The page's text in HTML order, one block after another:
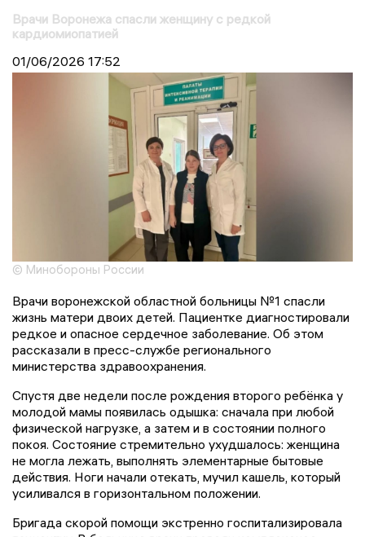
Врачи Воронежа спасли женщину с редкой
кардиомиопатией
01/06/2026 17:52
© Минобороны России
Врачи воронежской областной больницы №1 спасли
жизнь матери двоих детей. Пациентке диагностировали
редкое и опасное сердечное заболевание. Об этом
рассказали в пресс-службе регионального
министерства здравоохранения.
Спустя две недели после рождения второго ребёнка у
молодой мамы появилась одышка: сначала при любой
физической нагрузке, а затем и в состоянии полного
покоя. Состояние стремительно ухудшалось: женщина
не могла лежать, выполнять элементарные бытовые
действия. Ноги начали отекать, мучил кашель, который
усиливался в горизонтальном положении.
Бригада скорой помощи экстренно госпитализировала